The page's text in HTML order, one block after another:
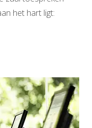
het hart ligt: